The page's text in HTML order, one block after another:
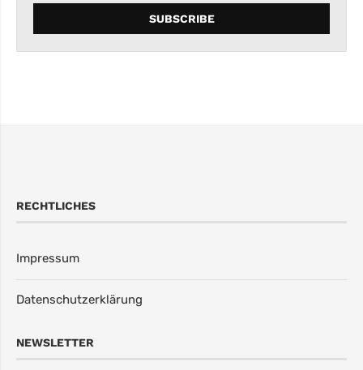
RECHTLICHES
Impressum
Datenschutzerklärung
NEWSLETTER